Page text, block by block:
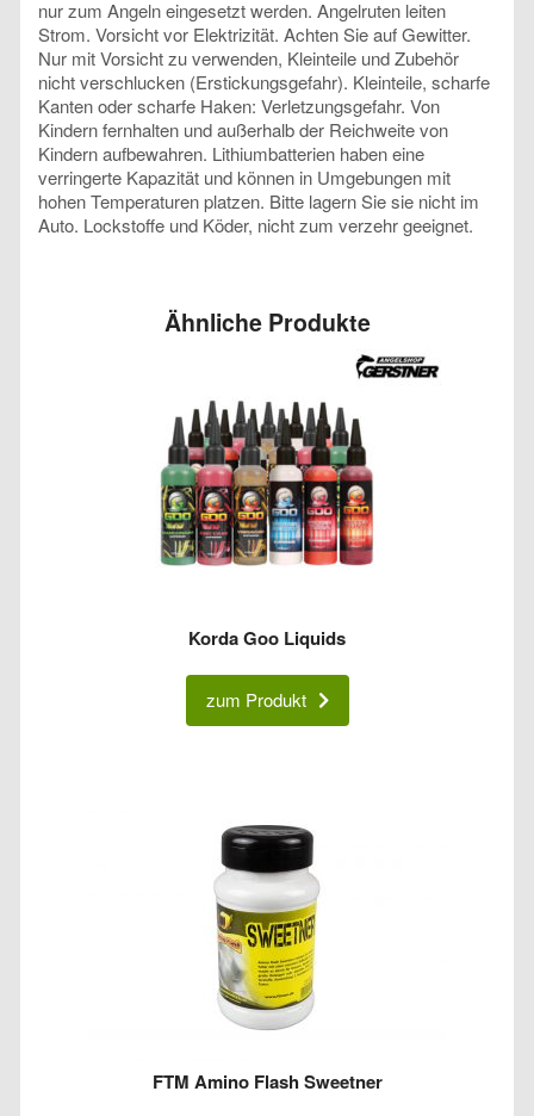
nur zum Angeln eingesetzt werden. Angelruten leiten
Strom. Vorsicht vor Elektrizität. Achten Sie auf Gewitter.
Nur mit Vorsicht zu verwenden, Kleinteile und Zubehör
nicht verschlucken (Erstickungsgefahr). Kleinteile, scharfe
Kanten oder scharfe Haken: Verletzungsgefahr. Von
Kindern fernhalten und außerhalb der Reichweite von
Kindern aufbewahren. Lithiumbatterien haben eine
verringerte Kapazität und können in Umgebungen mit
hohen Temperaturen platzen. Bitte lagern Sie sie nicht im
Auto. Lockstoffe und Köder, nicht zum verzehr geeignet.
Ähnliche Produkte
Korda Goo Liquids
zum Produkt
FTM Amino Flash Sweetner